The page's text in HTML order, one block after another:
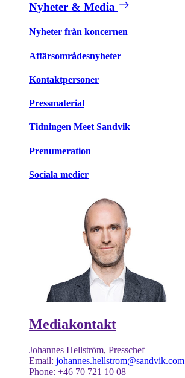
Nyheter & Media
Nyheter från koncernen
Affärsområdesnyheter
Kontaktpersoner
Pressmaterial
Tidningen Meet Sandvik
Prenumeration
Sociala medier
Mediakontakt
Johannes Hellström, Presschef
Email: johannes.hellstrom@sandvik.com
Phone: +46 70 721 10 08